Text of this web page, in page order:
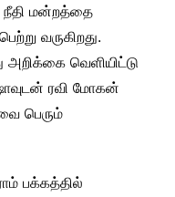
நீதி மன்றத்தை
வருகிறது.
வெளியிட்டு
ரவி மோகன்
பெரும்
பக்கத்தில்